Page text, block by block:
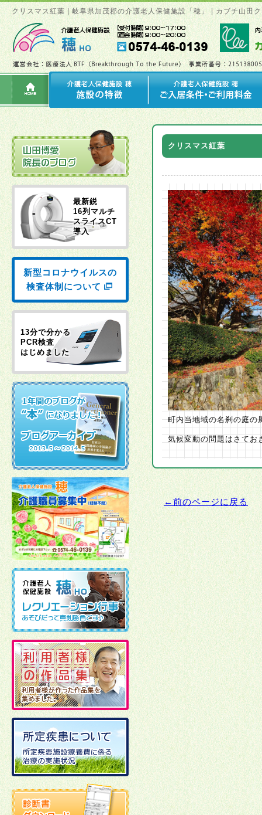
クリスマス紅葉 | 岐阜県加茂郡の介護老人保健施設「穂」 | カブチ山田
クリスマス紅葉
町内当地域の名刹の庭の
気候変動の問題はさてお
←前のページに戻る
最新鋭
16列マルチ
スライスCT
導入
新型コロナウイルスの
検査体制について
13分で分かる
PCR検査
はじめました